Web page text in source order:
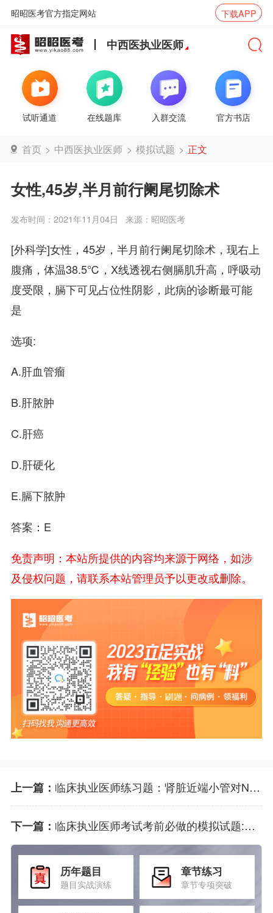
昭昭医考官方指定网站 下载APP
中西医执业医师
试听通道 在线题库 入群交流 官方书店
首页 > 中西医执业医师 > 模拟试题 > 正文
女性,45岁,半月前行阑尾切除术
发布时间：2021年11月04日 来源：昭昭医考
[外科学]女性，45岁，半月前行阑尾切除术，现右上
腹痛，体温38.5℃，X线透视右侧膈肌升高，呼吸动
度受限，膈下可见占位性阴影，此病的诊断最可能
是
选项:
A.肝血管瘤
B.肝脓肿
C.肝癌
D.肝硬化
E.膈下脓肿
答案：E
免责声明：本站所提供的内容均来源于网络，如涉
及侵权问题，请联系本站管理员予以更改或删除。
上一篇： 临床执业医师练习题：肾脏近端小管对Na+和水的重吸收率
下一篇： 临床执业医师考试考前必做的模拟试题:脂肪酸的活化在胞液中进行
历年题目
题目实战演练
章节练习
章节专项突破